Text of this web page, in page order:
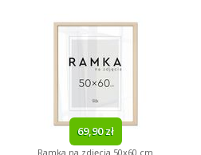
69,90 zł
Ramka na zdjęcia 50x60 cm